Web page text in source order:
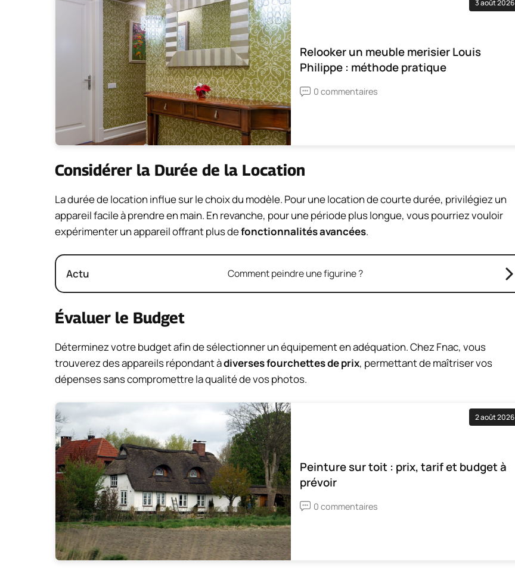
3 août 2026
Relooker un meuble merisier Louis
Philippe : méthode pratique
0 commentaires
Considérer la Durée de la Location
La durée de location influe sur le choix du modèle. Pour une location de courte durée, privilégiez un
appareil facile à prendre en main. En revanche, pour une période plus longue, vous pourriez vouloir
expérimenter un appareil offrant plus defonctionnalités avancées.
Actu Comment peindre une figurine ?
Évaluer le Budget
Déterminez votre budget afin de sélectionner un équipement en adéquation. Chez Fnac, vous
trouverez des appareils répondant àdiverses fourchettes de prix, permettant de maîtriser vos
dépenses sans compromettre la qualité de vos photos.
2 août 2026
Peinture sur toit : prix, tarif et budget à
prévoir
0 commentaires